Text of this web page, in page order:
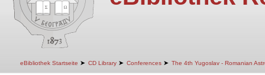
eBibliothek Startseite ➤ CD Library ➤ Conferences ➤ The 4th Yugoslav - Romanian